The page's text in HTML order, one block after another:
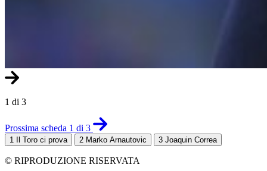
1 di 3
Prossima scheda 1 di 3
1 Il Toro ci prova 2 Marko Arnautovic 3 Joaquin Correa
© RIPRODUZIONE RISERVATA